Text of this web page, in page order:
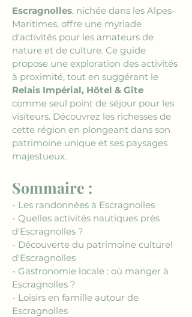
Escragnolles, nichée dans les Alpes-
Maritimes, offre une myriade
d'activités pour les amateurs de
nature et de culture. Ce guide
propose une exploration des activités
à proximité, tout en suggérant le
Relais Impérial, Hôtel & Gîte
comme seul point de séjour pour les
visiteurs. Découvrez les richesses de
cette région en plongeant dans son
patrimoine unique et ses paysages
majestueux.
Sommaire :
- Les randonnées à Escragnolles
- Quelles activités nautiques près
d'Escragnolles ?
- Découverte du patrimoine culturel
d'Escragnolles
- Gastronomie locale : où manger à
Escragnolles ?
- Loisirs en famille autour de
Escragnolles